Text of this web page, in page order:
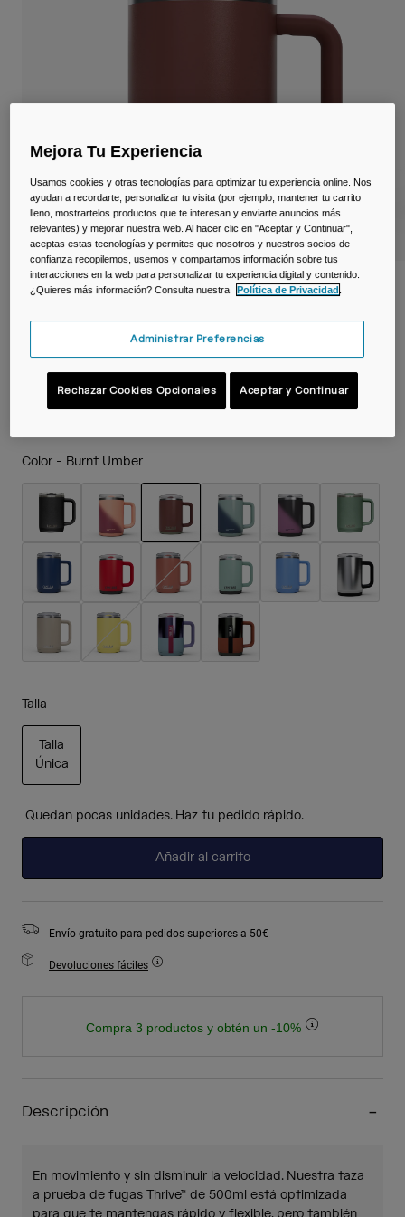
Bolsas Hidratación
Accessorios
Ver todo
Taza térmica Thrive™ 500 ml – acero
38539-E17-OS
39,99 €
Color - Burnt Umber
seleccionado
Talla
Talla
Única
Quedan pocas unidades. Haz tu pedido rápido.
Añadir al carrito
Envío gratuito para pedidos superiores a 50€
Devoluciones fáciles
Compra 3 productos y obtén un -10%
Descripción
En movimiento y sin disminuir la velocidad. Nuestra taza
a prueba de fugas Thrive™ de 500ml está optimizada
Mejora Tu Experiencia
Usamos cookies y otras tecnologías para optimizar tu experiencia online. Nos
ayudan a recordarte, personalizar tu visita (por ejemplo, mantener tu carrito
lleno, mostrartelos productos que te interesan y enviarte anuncios más
relevantes) y mejorar nuestra web. Al hacer clic en "Aceptar y Continuar",
aceptas estas tecnologías y permites que nosotros y nuestros socios de
confianza recopilemos, usemos y compartamos información sobre tus
interacciones en la web para personalizar tu experiencia digital y contenido.
¿Quieres más información? Consulta nuestra
Política de Privacidad
Administrar Preferencias
Rechazar Cookies Opcionales Aceptar y Continuar